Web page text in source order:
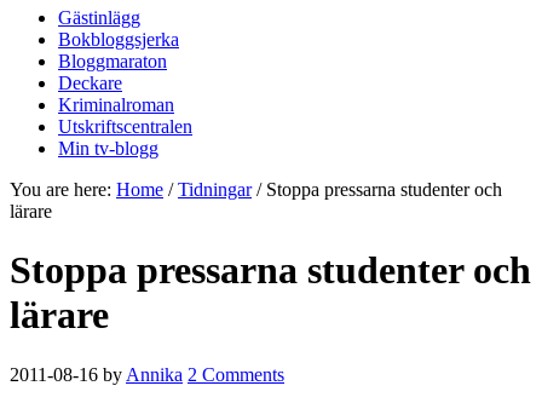
Gästinlägg
Bokbloggsjerka
Bloggmaraton
Deckare
Kriminalroman
Utskriftscentralen
Min tv-blogg
You are here: Home / Tidningar /Stoppa pressarna studenter och
lärare
Stoppa pressarna studenter och
lärare
2011-08-16 by Annika 2 Comments